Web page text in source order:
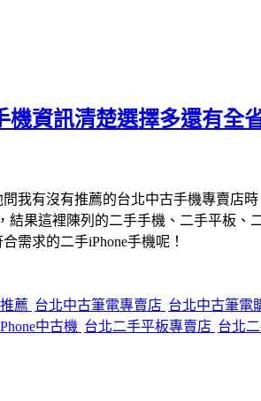
機資訊清楚選擇多還有全
我有沒有推薦的台北中古手機專賣店
果這裡陳列的二手手機、二手平板
需求的二手iPhone手機呢！
薦 台北中古筆電專賣店 台北中古筆電
中古機 台北二手平板專賣店 台北